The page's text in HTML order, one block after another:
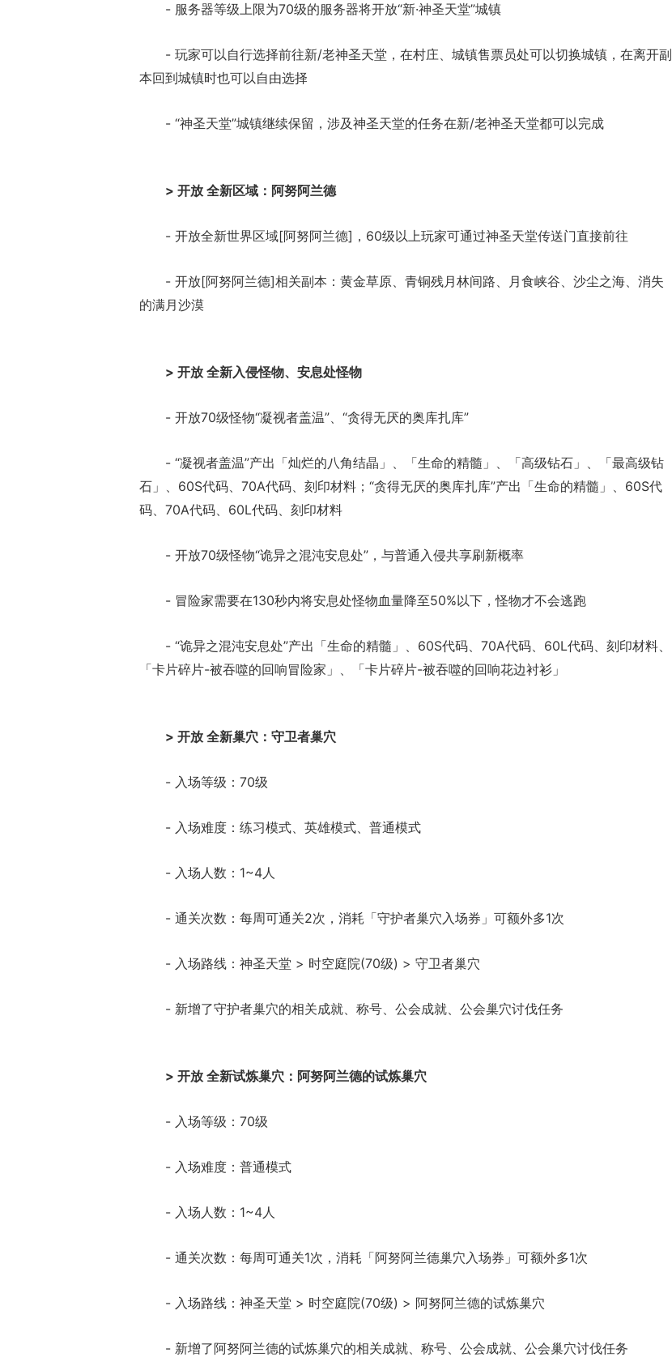
- 服务器等级上限为70级的服务器将开放“新·神圣天堂”城镇
- 玩家可以自行选择前往新/老神圣天堂，在村庄、城镇售票员处可以切换城镇，在离开副
本回到城镇时也可以自由选择
- “神圣天堂”城镇继续保留，涉及神圣天堂的任务在新/老神圣天堂都可以完成
> 开放 全新区域：阿努阿兰德
- 开放全新世界区域[阿努阿兰德]，60级以上玩家可通过神圣天堂传送门直接前往
- 开放[阿努阿兰德]相关副本：黄金草原、青铜残月林间路、月食峡谷、沙尘之海、消失
的满月沙漠
> 开放 全新入侵怪物、安息处怪物
- 开放70级怪物“凝视者盖温”、“贪得无厌的奥库扎库”
- “凝视者盖温”产出「灿烂的八角结晶」、「生命的精髓」、「高级钻石」、「最高级钻
石」、60S代码、70A代码、刻印材料；“贪得无厌的奥库扎库”产出「生命的精髓」、60S代
码、70A代码、60L代码、刻印材料
- 开放70级怪物“诡异之混沌安息处”，与普通入侵共享刷新概率
- 冒险家需要在130秒内将安息处怪物血量降至50%以下，怪物才不会逃跑
- “诡异之混沌安息处”产出「生命的精髓」、60S代码、70A代码、60L代码、刻印材料、
「卡片碎片-被吞噬的回响冒险家」、「卡片碎片-被吞噬的回响花边衬衫」
> 开放 全新巢穴：守卫者巢穴
- 入场等级：70级
- 入场难度：练习模式、英雄模式、普通模式
- 入场人数：1~4人
- 通关次数：每周可通关2次，消耗「守护者巢穴入场券」可额外多1次
- 入场路线：神圣天堂 > 时空庭院(70级) > 守卫者巢穴
- 新增了守护者巢穴的相关成就、称号、公会成就、公会巢穴讨伐任务
> 开放 全新试炼巢穴：阿努阿兰德的试炼巢穴
- 入场等级：70级
- 入场难度：普通模式
- 入场人数：1~4人
- 通关次数：每周可通关1次，消耗「阿努阿兰德巢穴入场券」可额外多1次
- 入场路线：神圣天堂 > 时空庭院(70级) > 阿努阿兰德的试炼巢穴
- 新增了阿努阿兰德的试炼巢穴的相关成就、称号、公会成就、公会巢穴讨伐任务